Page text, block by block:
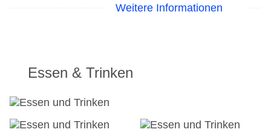
Center gerne weiter und bietet einen Projektor an.
Hoteleröffnung: 1929
Letzte Komplettrenovierung: 2008
Lift
Gartenanlage, Sonnenterrasse
Weitere Informationen
Essen & Trinken